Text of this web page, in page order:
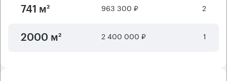
741 м² 963 300 ₽ 2
2000 м² 2 400 000 ₽ 1